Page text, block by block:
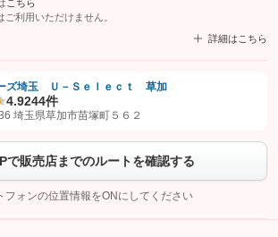
こちら
利用いただけません。
詳細はこちら
ーネットを友だち追加してから「許可する」ボタンを押
ボタンをタップして問い合わせを
さい。
こちら
ズ埼玉 Ｕ－Ｓｅｌｅｃｔ 草加
4.9244件
埼玉県草加市苗塚町５６２
で販売店までのルートを確認する
フォンの位置情報をONにしてください